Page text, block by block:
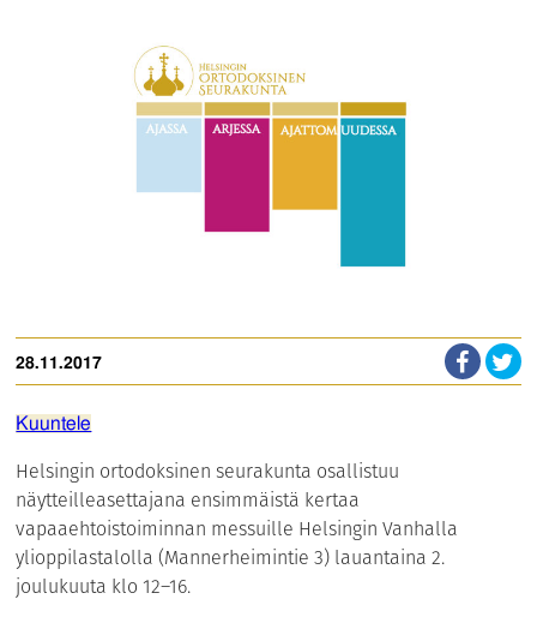
28.11.2017
Kuuntele
Helsingin ortodoksinen seurakunta osallistuu
näytteilleasettajana ensimmäistä kertaa
vapaaehtoistoiminnan messuille Helsingin Vanhalla
ylioppilastalolla (Mannerheimintie 3) lauantaina 2.
joulukuuta klo 12–16.